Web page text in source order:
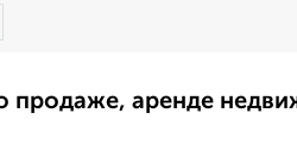
продаже, аренде